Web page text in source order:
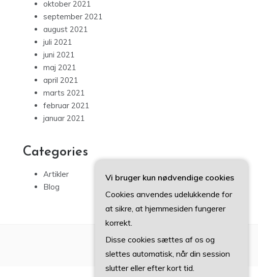
oktober 2021
september 2021
august 2021
juli 2021
juni 2021
maj 2021
april 2021
marts 2021
februar 2021
januar 2021
Categories
Artikler
Blog
Vi bruger kun nødvendige cookies
Cookies anvendes udelukkende for
at sikre, at hjemmesiden fungerer
korrekt.
Disse cookies sættes af os og
slettes automatisk, når din session
slutter eller efter kort tid.